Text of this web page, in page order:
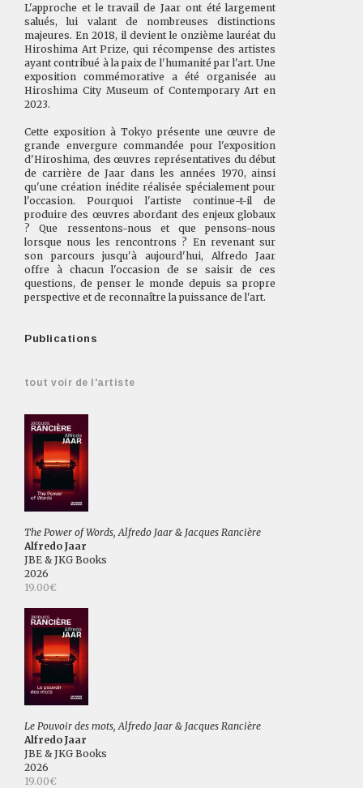
L'approche et le travail de Jaar ont été largement
salués, lui valant de nombreuses distinctions
majeures. En 2018, il devient le onzième lauréat du
Hiroshima Art Prize, qui récompense des artistes
ayant contribué à la paix de l'humanité par l'art. Une
exposition commémorative a été organisée au
Hiroshima City Museum of Contemporary Art en
2023.
Cette exposition à Tokyo présente une œuvre de
grande envergure commandée pour l'exposition
d'Hiroshima, des œuvres représentatives du début
de carrière de Jaar dans les années 1970, ainsi
qu'une création inédite réalisée spécialement pour
l'occasion. Pourquoi l'artiste continue-t-il de
produire des œuvres abordant des enjeux globaux
? Que ressentons-nous et que pensons-nous
lorsque nous les rencontrons ? En revenant sur
son parcours jusqu'à aujourd'hui, Alfredo Jaar
offre à chacun l'occasion de se saisir de ces
questions, de penser le monde depuis sa propre
perspective et de reconnaître la puissance de l'art.
Publications
tout voir de l'artiste
The Power of Words, Alfredo Jaar & Jacques Rancière
Alfredo Jaar
JBE & JKG Books
2026
19.00€
Le Pouvoir des mots, Alfredo Jaar & Jacques Rancière
Alfredo Jaar
JBE & JKG Books
2026
19.00€